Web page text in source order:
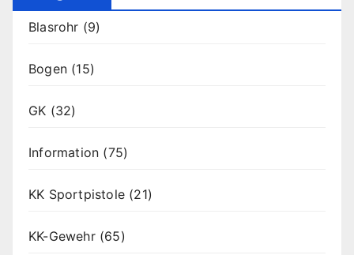
Blasrohr (9)
Bogen (15)
GK (32)
Information (75)
KK Sportpistole (21)
KK-Gewehr(65)